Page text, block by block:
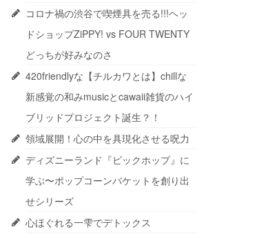
コロナ禍の渋谷で喫煙具を売る!!!ヘッ
ドショップZiPPY! vs FOUR TWENTY
どっちが好みなのさ
420friendlyな【チルカワとは】chillな
新感覚の和みmusicとcawaii雑貨のハイ
ブリッドプロジェクト誕生？！
領域展開！心の中を具現化させる呪力
ディズニーランド『ビックホップ』に
学ぶ〜ポップコーンバケットを創り出
せシリーズ
心ほぐれる一雫でデトックス